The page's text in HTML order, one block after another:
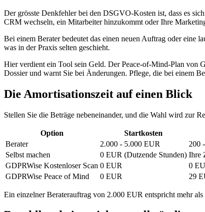
Der grösste Denkfehler bei den DSGVO-Kosten ist, dass es
CRM wechseln, ein Mitarbeiter hinzukommt oder Ihre
Bei einem Berater bedeutet das einen neuen Auftrag oder eine
was in der Praxis selten geschieht.
Hier verdient ein Tool sein Geld. Der Peace-of-Mind-Plan von
Dossier und warnt Sie bei Änderungen. Pflege, die bei einem
Die Amortisationszeit auf einen Blick
Stellen Sie die Beträge nebeneinander, und die Wahl wird zur
Option Startkosten
Berater
2.000 - 5.000 EUR 200
Selbst machen
0 EUR (Dutzende Stunden) Ihre
GDPRWise Kostenloser Scan 0 EUR 0
GDPRWise Peace of Mind
0 EUR 29
Ein einzelner Beraterauftrag von 2.000 EUR entspricht mehr